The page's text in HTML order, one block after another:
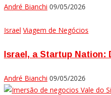
André Bianchi 09/05/2026
Israel Viagem de Negócios
Israel, a Startup Nation:
André Bianchi 09/05/2026